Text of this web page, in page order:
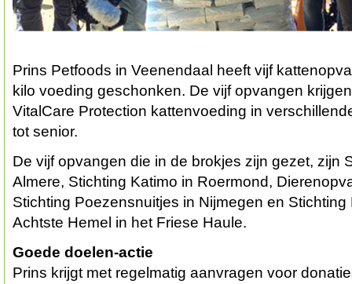
Prins Petfoods in Veenendaal heeft vijf
kilo voeding geschonken. De vijf opvangen
VitalCare Protection kattenvoeding in
tot senior.
De vijf opvangen die in de brokjes zijn gezet, zijn
Almere, Stichting Katimo in Roermond,
Stichting Poezensnuitjes in Nijmegen en
Achtste Hemel in het Friese Haule.
Goede doelen-actie
Prins krijgt met regelmatig aanvragen voor